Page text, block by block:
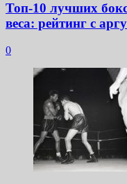
Топ-10 лучших
веса: рейтинг с
0